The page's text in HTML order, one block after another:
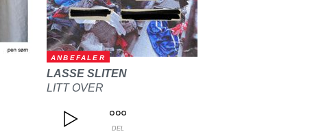
ANBEFALER
LASSE SLITEN
LITT OVER
DEL